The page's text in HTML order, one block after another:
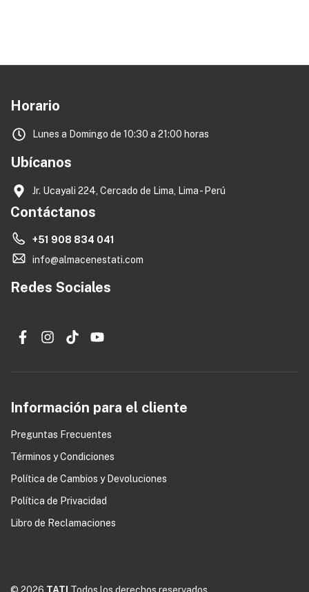
Horario
Lunes a Domingo de 10:30 a 21:00 horas
Ubícanos
Jr. Ucayali 224, Cercado de Lima, Lima - Perú
Contáctanos
+51 908 834 041
info@almacenestati.com
Redes Sociales
Información para el cliente
Preguntas Frecuentes
Términos y Condiciones
Política de Cambios y Devoluciones
Política de Privacidad
Libro de Reclamaciones